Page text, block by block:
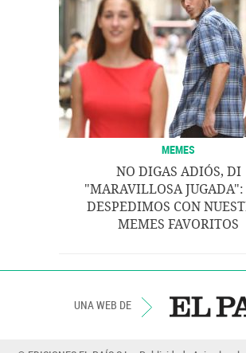
MEMES
NO DIGAS ADIÓS, DI
"MARAVILLOSA JUGADA":
DESPEDIMOS CON
MEMES FAVORITOS
UNA WEB DE